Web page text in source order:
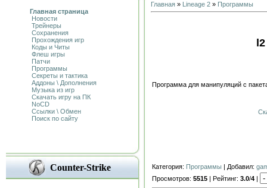
Главная страница
Новости
Трейнеры
Сохранения
Прохождения игр
Коды и Читы
Флеш игры
Патчи
Программы
Секреты и тактика
Аддоны \ Дополнения
Музыка из игр
Скачать игру на ПК
NoCD
Ссылки \ Обмен
Поиск по сайту
Counter-Strike
Главная » Lineage 2 » Программы
Программа для манипуляций с
Категория: Программы | Добавил:
Просмотров: 5515 | Рейтинг: 3.0/4 |